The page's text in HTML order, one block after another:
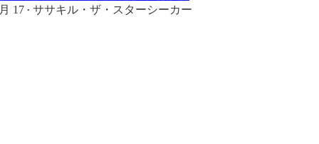
17 • ササキル・ザ・スターシーカー